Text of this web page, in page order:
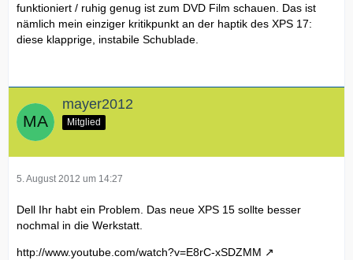
funktioniert / ruhig genug ist zum DVD Film schauen. Das ist
nämlich mein einziger kritikpunkt an der haptik des XPS 17:
diese klapprige, instabile Schublade.
mayer2012
Mitglied
5. August 2012 um 14:27
Dell Ihr habt ein Problem. Das neue XPS 15 sollte besser
nochmal in die Werkstatt.
http://www.youtube.com/watch?v=E8rC-xSDZMM